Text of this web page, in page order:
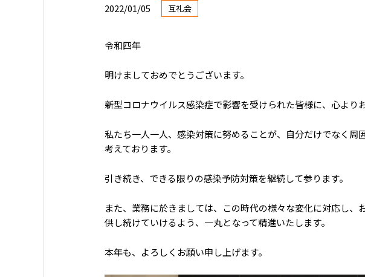
2022/01/05 互礼会
令和四年
明けましておめでとうございます。
新型コロナウイルス感染症で影響を受けられた皆様に、心より
私たち一人一人、感染対策に努めることが、自分だけでなく周
考えております。
引き続き、できる限りの感染予防対策を継続して参ります。
また、業務に於きましては、この時代の様々な変化に対応し、
供し続けていけるよう、一丸となって精進いたします。
本年も、よろしくお願い申し上げます。